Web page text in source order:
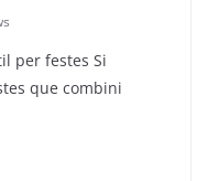
per festes Si
que combini